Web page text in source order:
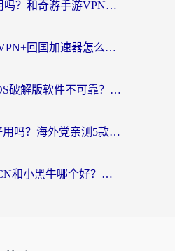
ChickCN VPN好用吗？和奇游手游VPN对比哪个回国效果更好？海外党亲测实用指南
海外党必看：PC VPN+回国加速器怎么选？无缝访问国内资源全攻略
海外党别踩坑！iOS破解版软件不可靠？教你选对回国加速器无缝看国内资源
雷神手游和快喵好用吗？海外党亲测5款回国加速器，附斧牛Bling对比+微信视频号解决办法
海外党纠结ChickCN和小黑牛哪个好？一篇帮你选对回国加速器的实用指南